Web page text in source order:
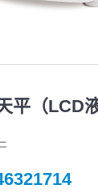
平（LCD